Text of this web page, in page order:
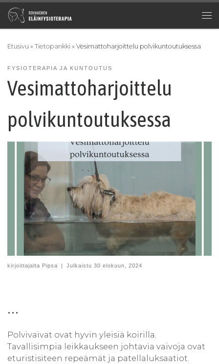
Skip to content
Etusivu » Tietopankki » Vesimattoharjoittelu polvikuntoutuksessa
FYSIOTERAPIA JA KUNTOUTUS
Vesimattoharjoittelu
polvikuntoutuksessa
kirjoittajalta Pipsa | Julkaistu 30 elokuun, 2024
…
Polvivaivat ovat hyvin yleisiä koirilla.
Tavallisimpia leikkaukseen johtavia vaivoja ovat
eturistisiteen repeämät ja patellaluksaatiot.